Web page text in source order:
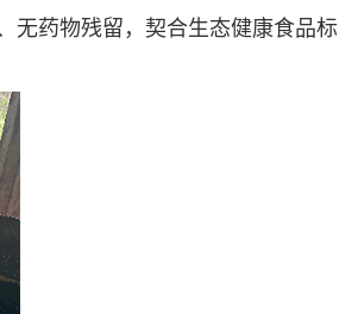
无药物残留，契合生态健康食品标